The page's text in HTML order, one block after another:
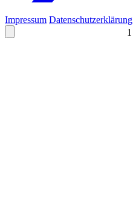
1
Impressum Datenschutzerklärung